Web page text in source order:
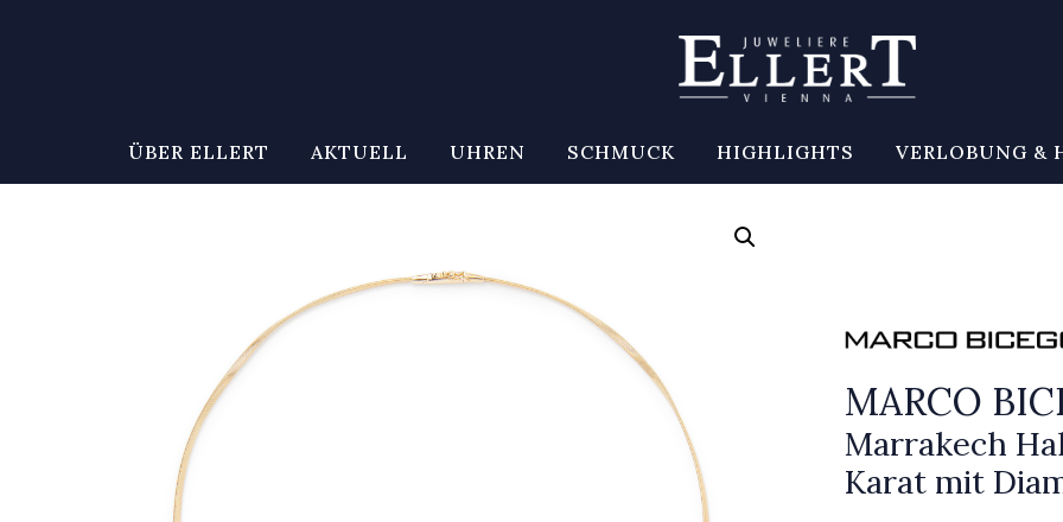
ÜBER ELLERT AKTUELL UHREN SCHMUCK HIGHLIGHTS VERLOBUNG &
MARCO
Marrakech
Karat mit